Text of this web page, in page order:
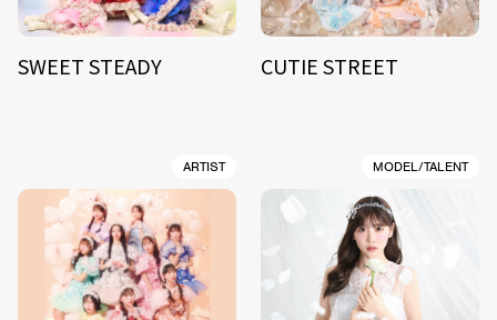
SWEET STEADY CUTIE STREET
ARTIST MODEL/TALENT